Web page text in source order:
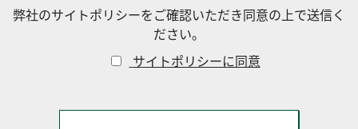
弊社のサイトポリシーをご確認いただき同意の上で送信く
ださい。
サイトポリシーに同意